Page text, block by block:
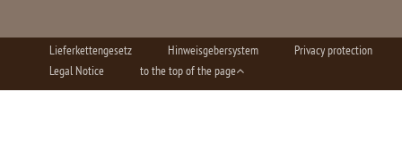
Lieferkettengesetz Hinweisgebersystem
Privacy protection
Legal Notice
to the top of the page